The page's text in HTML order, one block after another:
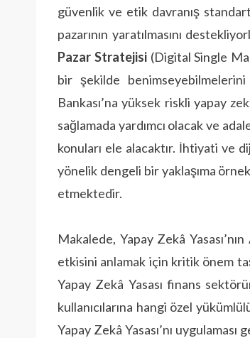
güvenlik ve etik davranış
pazarının yaratılmasını
Pazar Stratejisi(Digital Single
bir şekilde
Bankası’na yüksek riskli yapay
sağlamada yardımcı olacak ve
konuları ele alacaktır. İhtiyati ve
yönelik dengeli bir yaklaşıma
etmektedir.
Makalede, Yapay Zekâ
etkisini anlamak için kritik önem
Yapay Zekâ Yasası finans
kullanıcılarına hangi özel
Yapay Zekâ Yasası’nı